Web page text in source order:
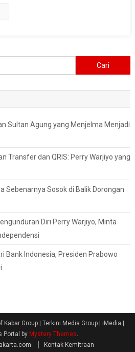
untuk:
Sultan Agung yang Menjelma Menjadi
Transfer dan QRIS: Perry Warjiyo yang
Sebenarnya Sosok di Balik Dorongan
Diri Perry Warjiyo, Minta
Bank Indonesia, Presiden Prabowo
Group | Terkini Media Group | iMedia
Portal by Mystery Themes.
Kontak Kemitraan